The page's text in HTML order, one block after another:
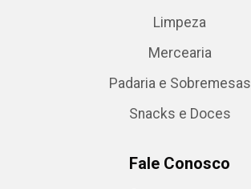
Limpeza
Mercearia
Padaria e Sobremesas
Snacks e Doces
Fale Conosco